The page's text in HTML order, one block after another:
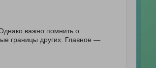
важно помнить о
границы других. Главное —